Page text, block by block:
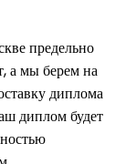
предельно
а мы берем на
диплома
диплом будет